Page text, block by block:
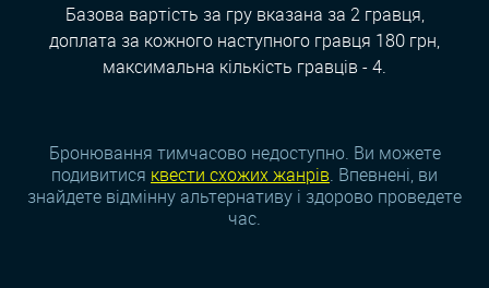
Базова вартість за гру вказана за 2 гравця,
доплата за кожного наступного гравця 180 грн,
максимальна кількість гравців - 4.
Бронювання тимчасово недоступно. Ви можете
подивитися квести схожих жанрiв. Впевнені, ви
знайдете відмінну альтернативу і здорово проведете
час.